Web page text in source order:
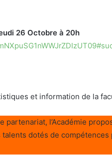
26 Octobre à 20h
et information de la
l’Académie
dotés de